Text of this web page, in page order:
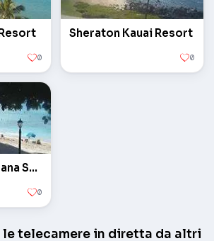
0
Sheraton Kauai Resort
0
Hotel & Spa Moana Surfrider
0
le telecamere in diretta da altri